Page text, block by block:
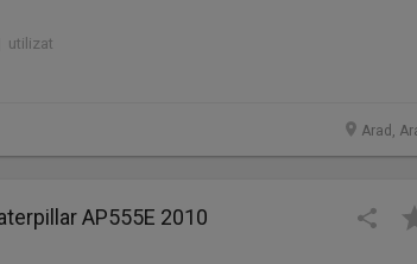
utilizat
Arad,
AP555E 2010